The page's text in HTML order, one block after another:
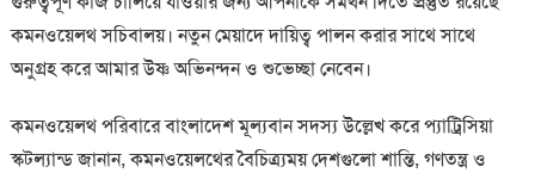
কমনওয়েলথ সচিবালয়। নতুন মেয়াদে দায়িত্ব পালন করার সাথে সাথে
অনুগ্রহ করে আমার উষ্ণ অভিনন্দন ও শুভেচ্ছা নেবেন।
কমনওয়েলথ পরিবারে বাংলাদেশ মূল্যবান সদস্য উল্লেখ করে প্যাট্রিসিয়া
স্কটল্যান্ড জানান, কমনওয়েলথের বৈচিত্র্যময় দেশগুলো শান্তি, গণতন্ত্র ও